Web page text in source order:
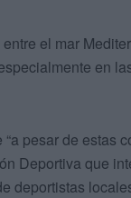
el mar
en
pesar de estas
Deportiva que
deportistas